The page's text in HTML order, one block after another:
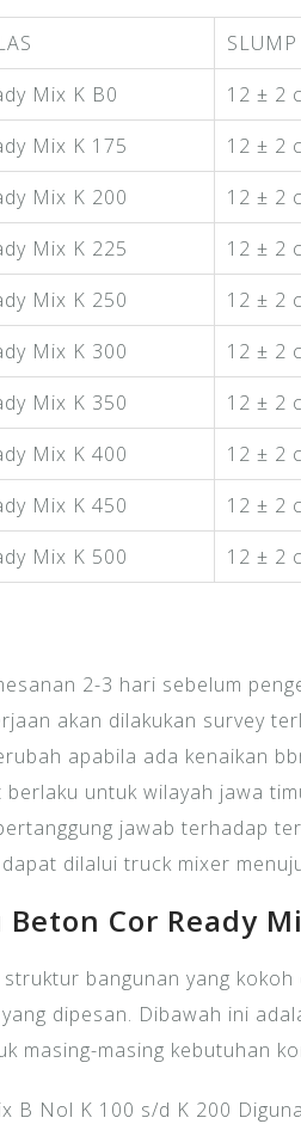
SLUMP
Mix K B0 12 ± 2
Mix K 175 12 ± 2
Mix K 200 12 ± 2
Mix K 225 12 ± 2
Mix K 250 12 ± 2
Mix K 300 12 ± 2
Mix K 350 12 ± 2
Mix K 400 12 ± 2
Mix K 450 12 ± 2
Mix K 500 12 ± 2
2-3 hari sebelum
akan dilakukan survey
apabila ada kenaikan
untuk wilayah jawa
jawab terhadap
dilalui truck mixer
Cor Ready
bangunan yang
dipesan. Dibawah ini
masing-masing kebutuhan
B Nol K 100 s/d K 200